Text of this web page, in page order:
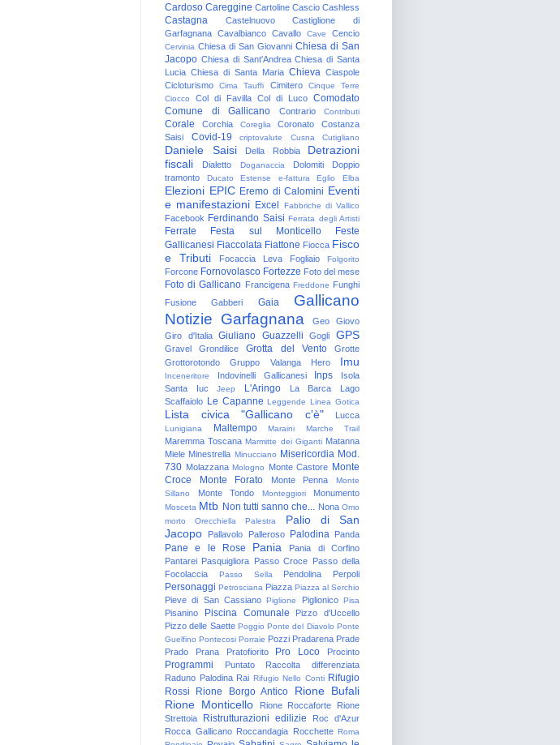
Cardoso Careggine Cartoline Cascio Cashless
Castagna Castelnuovo
Castiglione di
Garfagnana Cavalbianco Cavallo Cave Cencio
Cervinia Chiesa di San Giovanni Chiesa di San
Jacopo Chiesa di Sant'Andrea Chiesa di Santa
Lucia Chiesa di Santa Maria Chieva Ciaspole
Cicloturismo
Cima Tauffi Cimitero
Cinque Terre
Ciocco
Col di Favilla Col di Luco Comodato
Comune di Gallicano
Contrario Contributi
Corale Corchia Coreglia Coronato
Costanza
Saisi
Covid-19 criptovalute Cusna Cutigliano
Daniele Saisi Della Robbia
Detrazioni
fiscali
Dialetto Doganaccia Dolomiti
Doppio
tramonto
Ducato Estense e-fattura Eglio Elba
Elezioni EPIC Eremo di Calomini Eventi
e manifestazioni Excel Fabbriche di Vallico
Facebook Ferdinando Saisi Ferrata degli Artisti
Ferrate Festa sul Monticello
Feste
Gallicanesi Fiaccolata Fiattone Fiocca Fisco
e Tributi
Focaccia Leva Fogliaio Folgorito
Forcone Fornovolasco Fortezze Foto del mese
Foto di Gallicano Francigena Freddone Funghi
Fusione
Gabberi Gaia
Gallicano
Notizie Garfagnana Geo
Giovo
Giro d'Italia
Giuliano Guazzelli Gogli GPS
Gravel Grondilice Grotta del Vento
Grotte
Grottorotondo
Gruppo Valanga Hero Imu
Inceneritore Indovinelli Gallicanesi Inps
Isola
Santa
Iuc Jeep L'Aringo La Barca
Lago
Scaffaiolo Le Capanne Leggende Linea Gotica
Lista civica "Gallicano c'è" Lucca
Lunigiana Maltempo Maraini Marche Trail
Maremma Toscana Marmitte dei Giganti Matanna
Miele Minestrella Minucciano Misericordia Mod.
730 Molazzana Mologno Monte Castore Monte
Croce
Monte Forato Monte Penna
Monte
Sillano
Monte Tondo Monteggiori Monumento
Mosceta Mtb Non tutti sanno che... Nona Omo
morto
Orecchiella Palestra
Palio di San
Jacopo
Pallavolo Palleroso Palodina Panda
Pane e le Rose Pania
Pania di Corfino
Pantarei Pasquigliora Passo Croce Passo della
Focolaccia
Passo Sella Pendolina Perpoli
Personaggi Petrosciana Piazza Piazza al Serchio
Pieve di San Cassiano Piglione Piglionico Pisa
Pisanino Piscina Comunale
Pizzo d'Uccello
Pizzo delle Saette Poggio Ponte del Diavolo Ponte
Guelfino Pontecosi Porraie Pozzi Pradarena Prade
Prado
Prana Pratofiorito Pro Loco Procinto
Programmi Puntato
Raccolta differenziata
Raduno Palodina Rai Rifugio Nello Conti Rifugio
Rossi
Rione Borgo Antico
Rione Bufali
Rione Monticello
Rione Roccaforte
Rione
Strettoia
Ristrutturazioni edilizie
Roc d'Azur
Rocca Gallicano Roccandagia Rocchette Roma